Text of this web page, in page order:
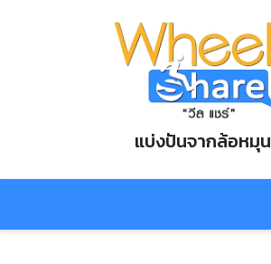
แบ่งปันจากล้อหมุน